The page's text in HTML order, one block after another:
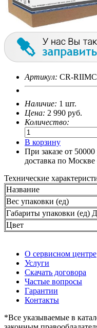
Артикул: CR-
Наличие: 1 шт.
Цена: 2 990 руб.
Количество:
В корзину
При заказе от 50000
доставка по Москве
Технические
Название
Вес упаковки (ед)
Габариты упаковки (ед)
Цвет
О сервисном центре
Услуги
Скачать договора
Частые вопросы
Гарантии
Контакты
*Все указываемые в